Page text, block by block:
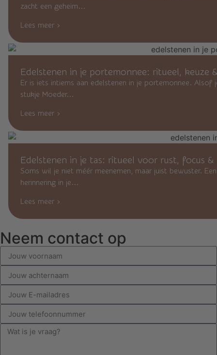
zacht een geheim...
Lees meer ›
Edelstenen in je portemonnee: ritueel, keuze
Er is iets intiems aan edelstenen in je portemonnee. Alsof
stukje Moeder...
Lees meer ›
Edelstenen in je tas: ritueel voor rust, focus &
Soms wil je niet méér meenemen, maar juist bewuster.
herinnering in je...
Lees meer ›
Neem contact op